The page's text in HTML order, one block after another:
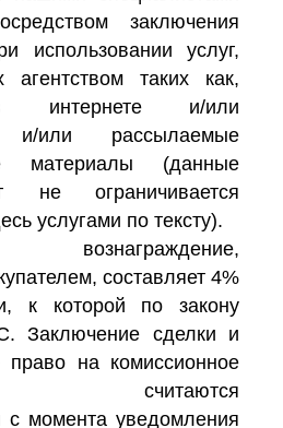
заключения
использовании услуг,
агентством таких как,
интернете и/или
и/или рассылаемые
материалы (данные
не ограничивается
услугами по тексту).
вознаграждение,
составляет 4%
к которой по закону
Заключение сделки и
право на комиссионное
считаются
с момента уведомления